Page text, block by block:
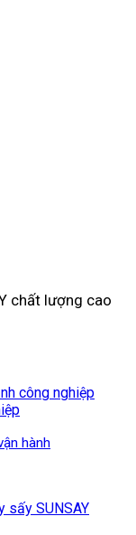
chất lượng cao
công nghiệp
hành
sấy SUNSAY